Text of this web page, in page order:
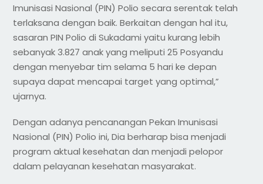
Imunisasi Nasional (PIN) Polio secara serentak telah
terlaksana dengan baik. Berkaitan dengan hal itu,
sasaran PIN Polio di Sukadami yaitu kurang lebih
sebanyak 3.827 anak yang meliputi 25 Posyandu
dengan menyebar tim selama 5 hari ke depan
supaya dapat mencapai target yang optimal,”
ujarnya.
Dengan adanya pencanangan Pekan Imunisasi
Nasional (PIN) Polio ini, Dia berharap bisa menjadi
program aktual kesehatan dan menjadi pelopor
dalam pelayanan kesehatan masyarakat.